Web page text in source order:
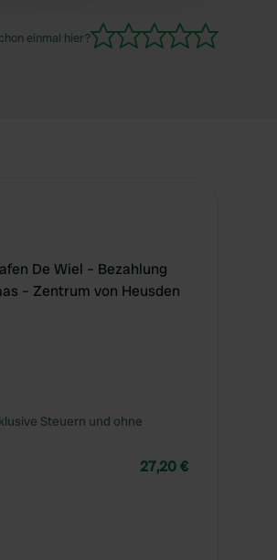
kleine Badezimmer und
sind für 40 Stellplätze etwas
einmal hier?
De Wiel – Bezahlung
– Zentrum von Heusden
Steuern und ohne
27,20 €